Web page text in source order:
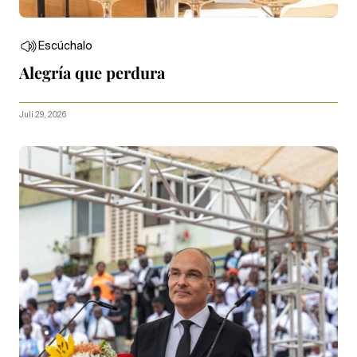
Escúchalo
Alegría que perdura
Juli 29, 2026